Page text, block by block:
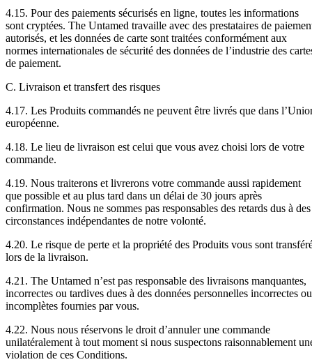
4.15. Pour des paiements sécurisés en ligne, toutes les informations
sont cryptées. The Untamed travaille avec des prestataires de
autorisés, et les données de carte sont traitées conformément aux
normes internationales de sécurité des données de l’industrie des
de paiement.
C. Livraison et transfert des risques
4.17. Les Produits commandés ne peuvent être livrés que dans
européenne.
4.18. Le lieu de livraison est celui que vous avez choisi lors de votre
commande.
4.19. Nous traiterons et livrerons votre commande aussi rapidement
que possible et au plus tard dans un délai de 30 jours après
confirmation. Nous ne sommes pas responsables des retards dus à des
circonstances indépendantes de notre volonté.
4.20. Le risque de perte et la propriété des Produits vous sont
lors de la livraison.
4.21. The Untamed n’est pas responsable des livraisons manquantes,
incorrectes ou tardives dues à des données personnelles incorrectes ou
incomplètes fournies par vous.
4.22. Nous nous réservons le droit d’annuler une commande
unilatéralement à tout moment si nous suspectons raisonnablement
violation de ces Conditions.